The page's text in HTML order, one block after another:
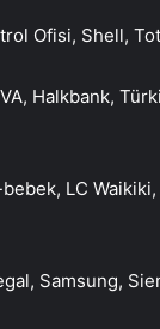
Ofisi, Shell,
Halkbank,
LC
Samsung,